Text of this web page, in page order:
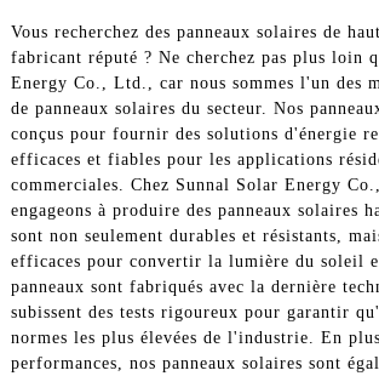
Vous recherchez des panneaux solaires de
fabricant réputé ? Ne cherchez pas plus loin
Energy Co., Ltd., car nous sommes l'un des
de panneaux solaires du secteur. Nos
conçus pour fournir des solutions d'énergie
efficaces et fiables pour les applications
commerciales. Chez Sunnal Solar Energy
engageons à produire des panneaux solaires
sont non seulement durables et résistants,
efficaces pour convertir la lumière du soleil
panneaux sont fabriqués avec la dernière
subissent des tests rigoureux pour garantir
normes les plus élevées de l'industrie. En
performances, nos panneaux solaires sont